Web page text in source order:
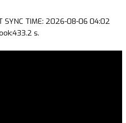
SYNC TIME: 2026-08-06 04:02
s.